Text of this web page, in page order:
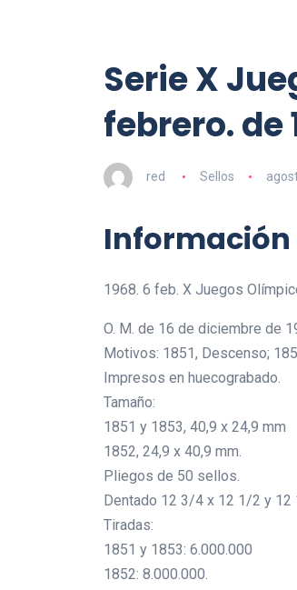
Serie X
febrero. de
red Sellos
Información
1968. 6 feb. X Juegos
O. M. de 16 de diciembre de
Motivos: 1851, Descenso;
Impresos en huecograbado.
Tamaño:
1851 y 1853, 40,9 x 24,9 mm
1852, 24,9 x 40,9 mm.
Pliegos de 50 sellos.
Dentado 12 3/4 x 12 1/2 y 12
Tiradas:
1851 y 1853: 6.000.000
1852: 8.000.000.